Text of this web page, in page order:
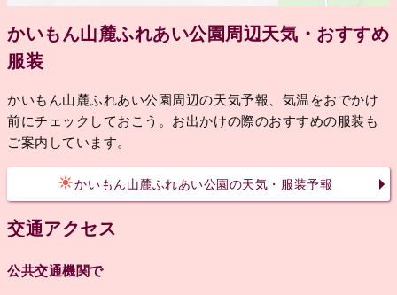
かいもん山麓ふれあい公園周辺天気・おすすめ
服装
かいもん山麓ふれあい公園周辺の天気予報、気温をおでかけ
前にチェックしておこう。お出かけの際のおすすめの服装も
ご案内しています。
かいもん山麓ふれあい公園の天気・服装予報
交通アクセス
公共交通機関で